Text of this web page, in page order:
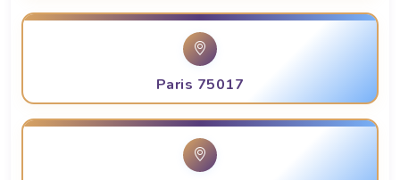
Paris 75017